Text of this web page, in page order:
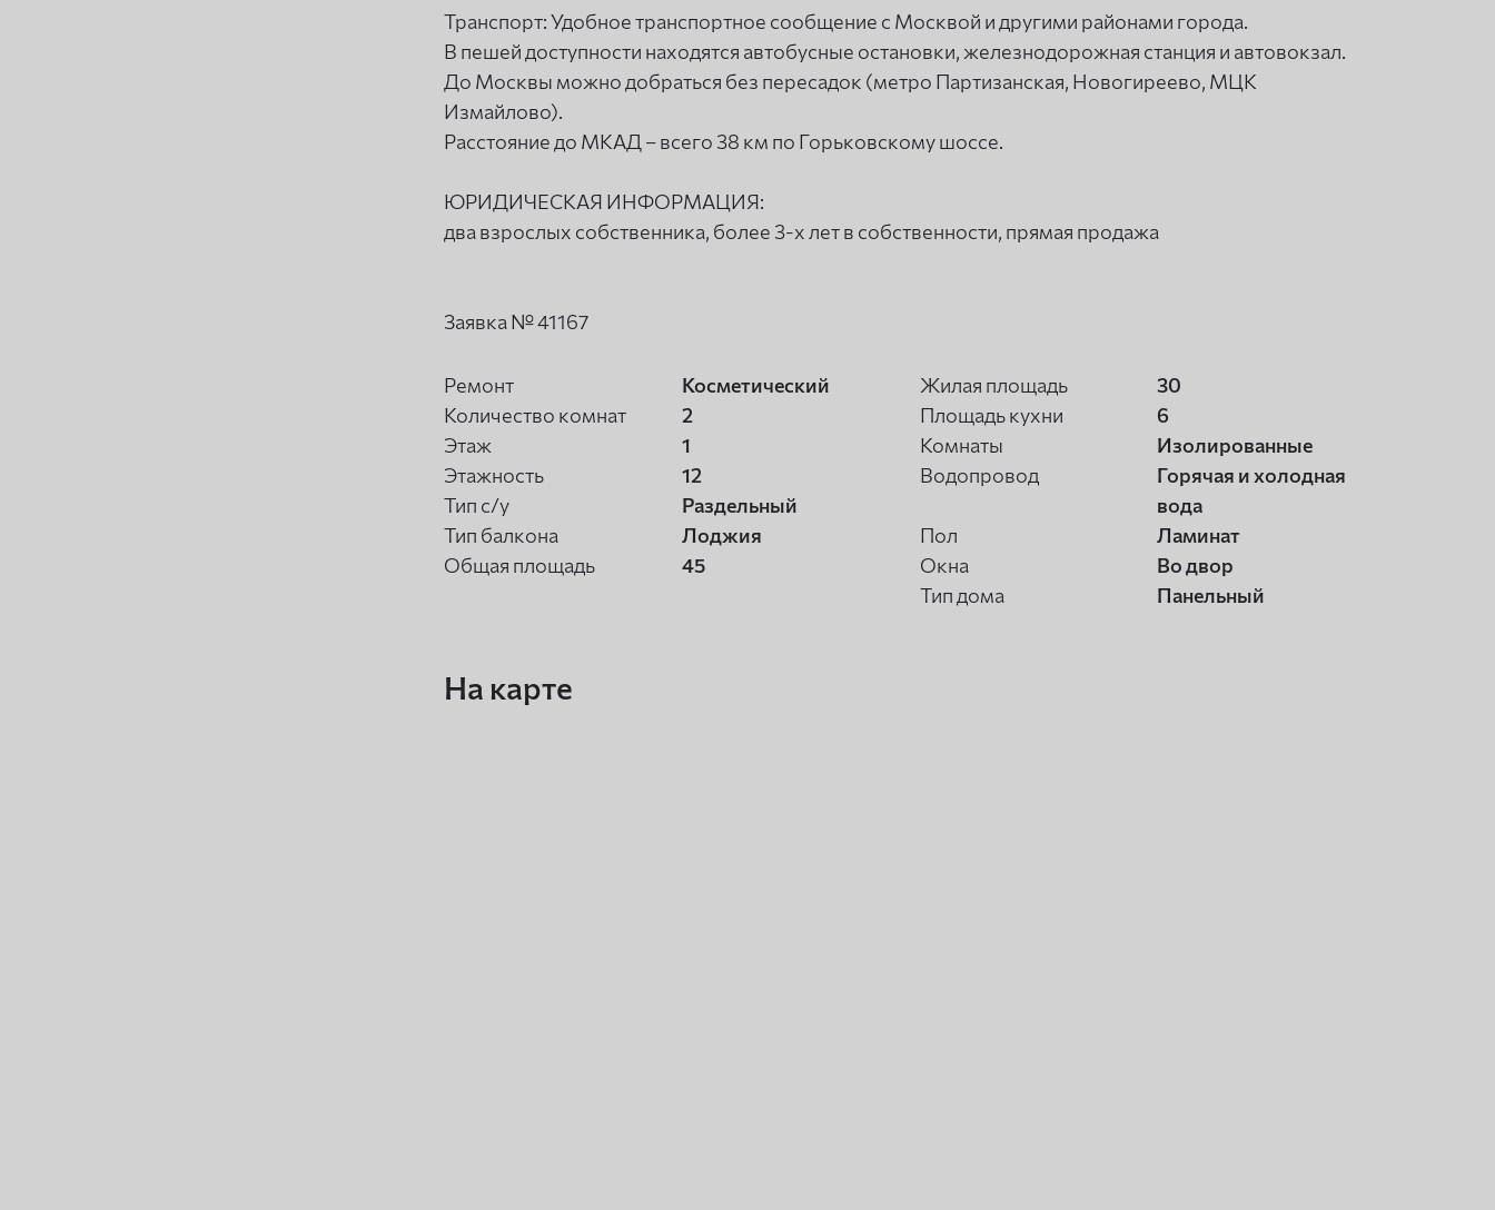
Транспорт: Удобное транспортное сообщение с Москвой и другими районами города.
В пешей доступности находятся автобусные остановки, железнодорожная станция и автовокзал.
До Москвы можно добраться без пересадок (метро Партизанская, Новогиреево, МЦК
Измайлово).
Расстояние до МКАД – всего 38 км по Горьковскому шоссе.
ЮРИДИЧЕСКАЯ ИНФОРМАЦИЯ:
два взрослых собственника, более 3-х лет в собственности, прямая продажа
Заявка № 41167
Ремонт
Косметический
Количество комнат
2
Этаж
1
Этажность
12
Тип с/у
Раздельный
Тип балкона
Лоджия
Общая площадь
45
Жилая площадь
30
Площадь кухни
6
Комнаты
Изолированные
Водопровод
Горячая и холодная
вода
Пол
Ламинат
Окна
Во двор
Тип дома
Панельный
На карте